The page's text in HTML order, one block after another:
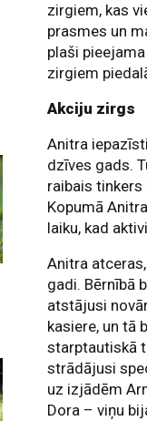
zirgiem, kas
prasmes un
plaši
zirgiem
Akciju zirgs
Anitra
dzīves gads.
raibais tinkers
Kopumā
laiku, kad
Anitra
gadi. Bērnībā
atstājusi
kasiere, un tā
starptautiskā
strādājusi
uz izjādēm
Dora – viņu